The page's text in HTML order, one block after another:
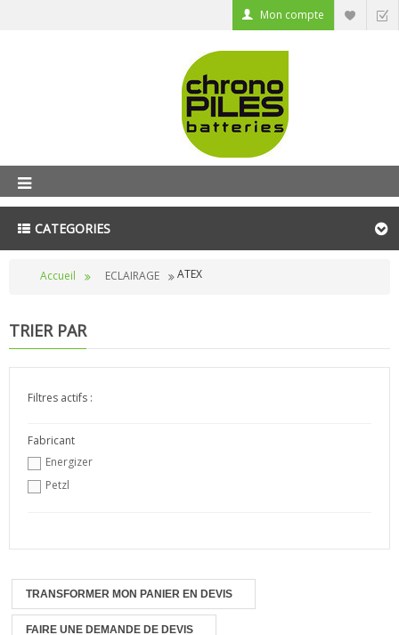
Mon compte
CATEGORIES
Accueil ECLAIRAGE ATEX
TRIER PAR
Filtres actifs :
Fabricant
Energizer
Petzl
TRANSFORMER MON PANIER EN DEVIS
FAIRE UNE DEMANDE DE DEVIS